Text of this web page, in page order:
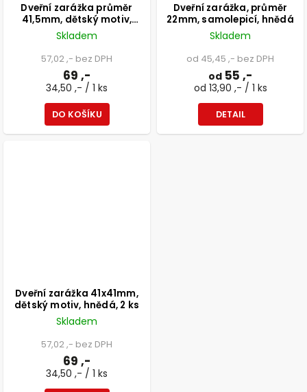
Dveřní zarážka průměr
41,5mm, dětský motiv,
hnědá, 2 ks
Skladem
57,02 ,- bez DPH
69 ,-
34,50 ,- / 1 ks
DO KOŠÍKU
Dveřní zarážka, průměr
22mm, samolepicí, hnědá
Skladem
od 45,45 ,- bez DPH
od 55 ,-
od 13,90 ,- / 1 ks
DETAIL
Dveřní zarážka 41x41mm,
dětský motiv, hnědá, 2 ks
Skladem
57,02 ,- bez DPH
69 ,-
34,50 ,- / 1 ks